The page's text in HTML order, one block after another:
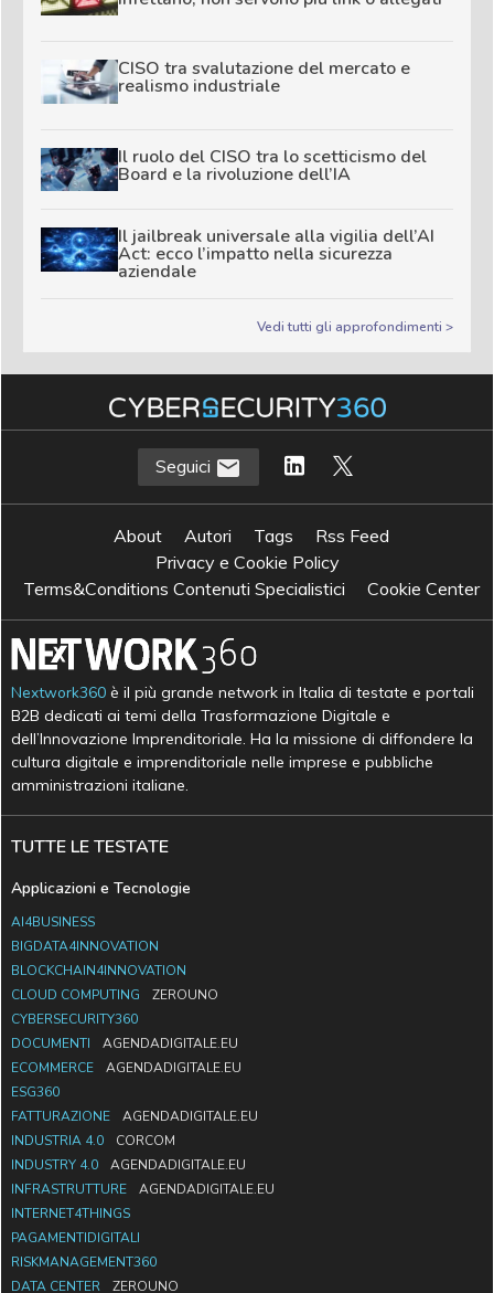
CISO tra svalutazione del mercato e
realismo industriale
Il ruolo del CISO tra lo scetticismo del
Board e la rivoluzione dell’IA
Il jailbreak universale alla vigilia dell’AI
Act: ecco l’impatto nella sicurezza
aziendale
Vedi tutti gli approfondimenti >
Seguici
About Autori Tags
Rss Feed
Privacy e Cookie Policy
Terms&Conditions Contenuti Specialistici
Cookie Center
Nextwork360 è il più grande network in Italia di testate e portali
B2B dedicati ai temi della Trasformazione Digitale e
dell’Innovazione Imprenditoriale. Ha la missione di diffondere la
cultura digitale e imprenditoriale nelle imprese e pubbliche
amministrazioni italiane.
TUTTE LE TESTATE
Applicazioni e Tecnologie
AI4BUSINESS
BIGDATA4INNOVATION
BLOCKCHAIN4INNOVATION
CLOUD COMPUTING
ZEROUNO
CYBERSECURITY360
DOCUMENTI
AGENDADIGITALE.EU
ECOMMERCE
AGENDADIGITALE.EU
ESG360
FATTURAZIONE
AGENDADIGITALE.EU
INDUSTRIA 4.0
CORCOM
INDUSTRY 4.0
AGENDADIGITALE.EU
INFRASTRUTTURE
AGENDADIGITALE.EU
INTERNET4THINGS
PAGAMENTIDIGITALI
RISKMANAGEMENT360
DATA CENTER
ZEROUNO